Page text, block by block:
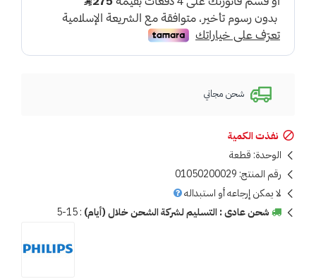
نفذت الكمية
الوحدة: قطعة
رقم المنتج: 01050200029
لا يمكن إرجاعه أو استبداله
شحن عادى : التسليم لشركة الشحن خلال (أيام) :
5-15
شحن مجاني